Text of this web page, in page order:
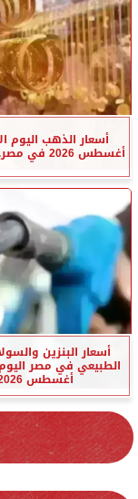
أغسطس 2026 في مصر.. كم يبلغ...
أسعار البنزين
أغسطس 2026